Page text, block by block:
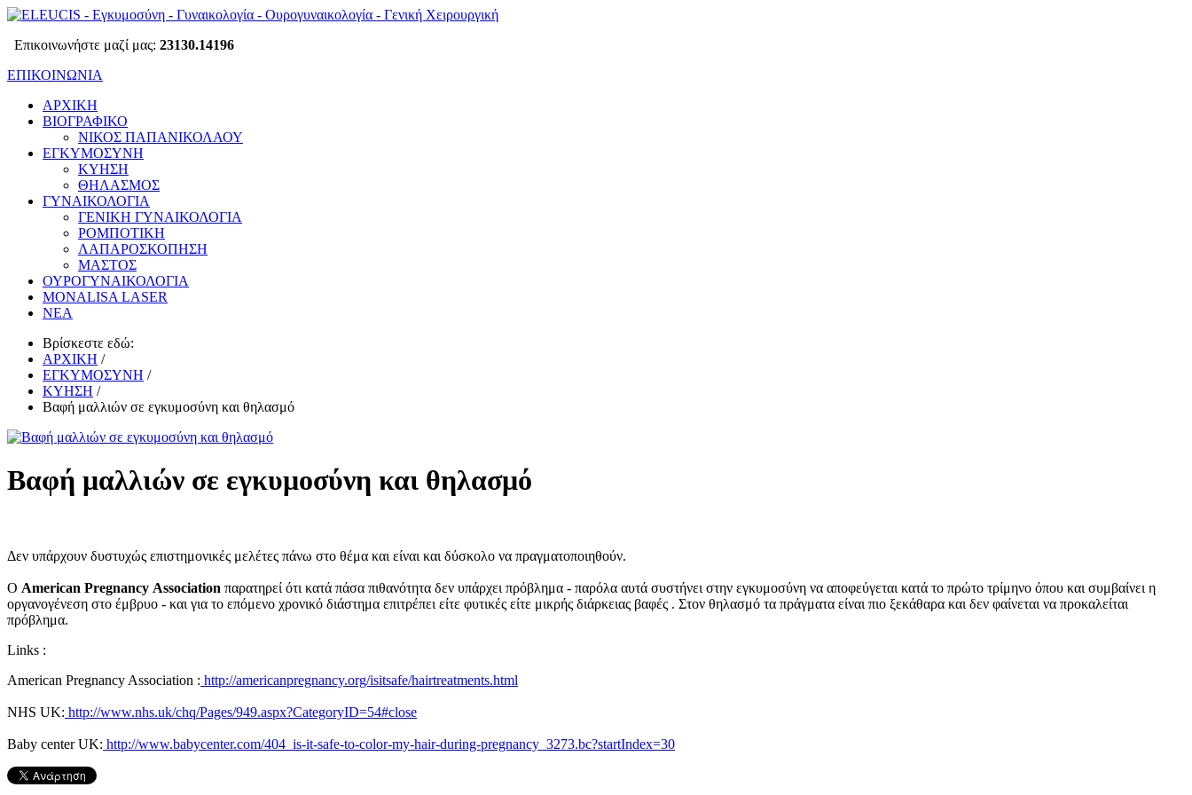
Επικοινωνήστε μαζί μας: 23130.14196
ΕΠΙΚΟΙΝΩΝΙΑ
ΑΡΧΙΚΗ
ΒΙΟΓΡΑΦΙΚΟ
ΝΙΚΟΣ ΠΑΠΑΝΙΚΟΛΑΟΥ
ΕΓΚΥΜΟΣΥΝΗ
ΚΥΗΣΗ
ΘΗΛΑΣΜΟΣ
ΓΥΝΑΙΚΟΛΟΓΙΑ
ΓΕΝΙΚΗ ΓΥΝΑΙΚΟΛΟΓΙΑ
ΡΟΜΠΟΤΙΚΗ
ΛΑΠΑΡΟΣΚΟΠΗΣΗ
ΜΑΣΤΟΣ
ΟΥΡΟΓΥΝΑΙΚΟΛΟΓΙΑ
MONALISA LASER
ΝΕΑ
Βρίσκεστε εδώ:
ΑΡΧΙΚΗ /
ΕΓΚΥΜΟΣΥΝΗ /
ΚΥΗΣΗ /
Βαφή μαλλιών σε εγκυμοσύνη και θηλασμό
Βαφή μαλλιών σε εγκυμοσύνη και θηλασμό
Δεν υπάρχουν δυστυχώς επιστημονικές μελέτες πάνω στο θέμα και είναι και δύσκολο να πραγματοποιηθούν.
Ο American Pregnancy Association παρατηρεί ότι κατά πάσα πιθανότητα δεν υπάρχει πρόβλημα - παρόλα αυτά συστήνει στην εγκυμοσύνη να αποφεύγεται κατά το πρώτο τρίμηνο όπου και συμβαίνει η
οργανογένεση στο έμβρυο - και για το επόμενο χρονικό διάστημα επιτρέπει είτε φυτικές είτε μικρής διάρκειας βαφές . Στον θηλασμό τα πράγματα είναι πιο ξεκάθαρα και δεν φαίνεται να προκαλείται
πρόβλημα.
Links :
American Pregnancy Association : http://americanpregnancy.org/isitsafe/hairtreatments.html
NHS UK: http://www.nhs.uk/chq/Pages/949.aspx?CategoryID=54#close
Baby center UK: http://www.babycenter.com/404_is-it-safe-to-color-my-hair-during-pregnancy_3273.bc?startIndex=30